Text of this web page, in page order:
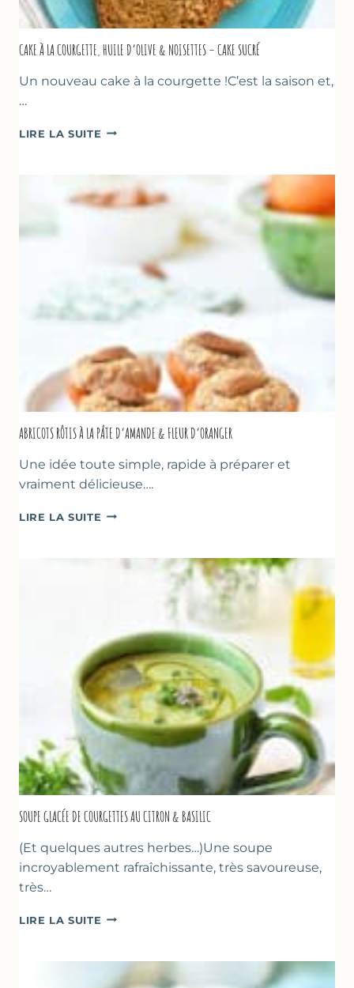
CAKE À LA COURGETTE, HUILE D’OLIVE & NOISETTES – CAKE SUCRÉ
Un nouveau cake à la courgette !C’est la saison et,
…
LIRE LA SUITE CAKE
COURGETTE,
HUILE
D’OLIVE
ABRICOTS RÔTIS À LA PÂTE D’AMANDE & FLEUR D’ORANGER
Une idée toute simple, rapide à préparer et
vraiment délicieuse….
LIRE LA SUITE ABRICOTS
D’ORANGER
SOUPE GLACÉE DE COURGETTES AU CITRON & BASILIC
(Et quelques autres herbes…)Une soupe
incroyablement rafraîchissante, très savoureuse,
très…
LIRE LA SUITE SOUPE
COURGETTES
AU